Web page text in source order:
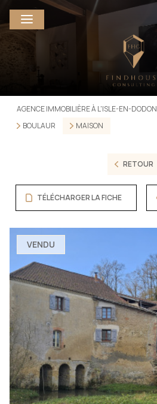
AGENCE IMMOBILIÈRE À L'ISLE-EN-DODON
BOULAUR
MAISON
RETOUR
TÉLÉCHARGER LA FICHE
VENDU